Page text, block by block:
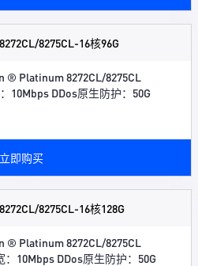
8275CL-16核96G
® Platinum 8272CL/8275CL
10Mbps DDos原生防护：50G
立即购买
8275CL-16核128G
® Platinum 8272CL/8275CL
：10Mbps DDos原生防护：50G